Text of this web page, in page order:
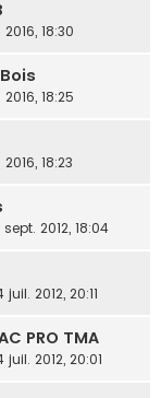
2016, 18:30
2016, 18:25
2016, 18:23
2012, 18:04
juil. 2012, 20:11
PRO TMA
juil. 2012, 20:01